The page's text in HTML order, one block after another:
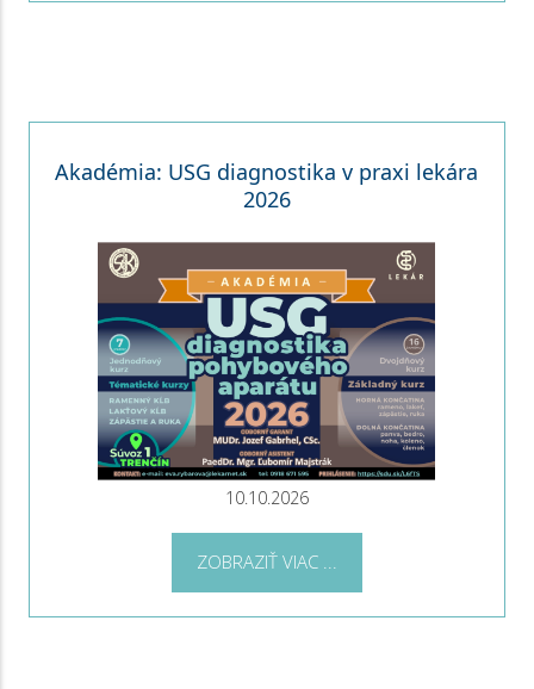
Akadémia: USG diagnostika v praxi lekára
2026
10.10.2026
ZOBRAZIŤ VIAC ...